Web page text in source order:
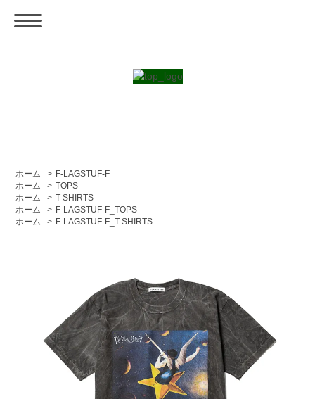
ホーム > F-LAGSTUF-F
ホーム
> TOPS
ホーム
> T-SHIRTS
ホーム
> F-LAGSTUF-F_TOPS
ホーム
> F-LAGSTUF-F_T-SHIRTS